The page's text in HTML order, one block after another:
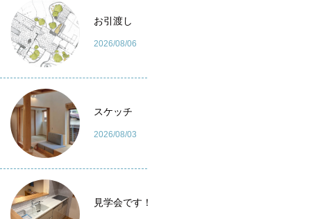
お引渡し
2026/08/06
スケッチ
2026/08/03
見学会です！